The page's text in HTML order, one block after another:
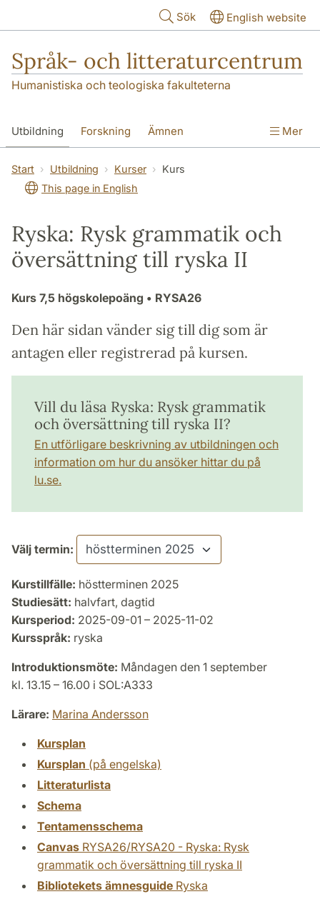
Sök English website
Språk- och litteraturcentrum
Humanistiska och teologiska fakulteterna
Utbildning Forskning Ämnen
SOL-husen Kontakt Institutionen
översättning till svenska
Mer
Start Utbildning Kurser
Kurs
This page in English
Ryska: Rysk grammatik och
översättning till ryska II
Kurs 7,5 högskolepoäng • RYSA26
Den här sidan vänder sig till dig som är
antagen eller registrerad på kursen.
Vill du läsa Ryska: Rysk grammatik
och översättning till ryska II?
En utförligare beskrivning av utbildningen och
information om hur du ansöker hittar du på
lu.se.
Välj termin:
Kurstillfälle: höstterminen 2025
Studiesätt: halvfart, dagtid
Kursperiod: 2025-09-01 – 2025-11-02
Kursspråk: ryska
Introduktionsmöte: Måndagen den 1 september
kl. 13.15 – 16.00 i SOL:A333
Lärare: Marina Andersson
Kursplan
Kursplan (på engelska)
Litteraturlista
Schema
Tentamensschema
Canvas RYSA26/RYSA20 - Ryska: Rysk
grammatik och översättning till ryska II
Bibliotekets ämnesguide Ryska